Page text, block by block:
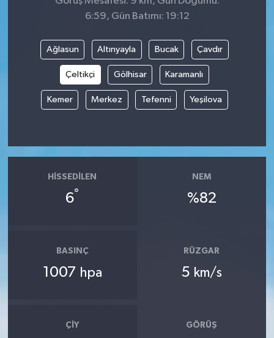
6:59, Gün Batımı: 19:12
Ağlasun Altınyayla Bucak Çavdır
Çeltikçi Gölhisar Karamanlı
Kemer Merkez Tefenni Yeşilova
HISSEDILEN
6°
NEM
%82
BASINÇ
1007 hpa
RÜZGAR
5 km/s
ÇIY GÖRÜŞ